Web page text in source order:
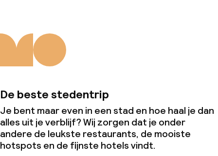
De beste stedentrip
Je bent maar even in een stad en hoe haal je dan
alles uit je verblijf? Wij zorgen dat je onder
andere de leukste restaurants, de mooiste
hotspots en de fijnste hotels vindt.